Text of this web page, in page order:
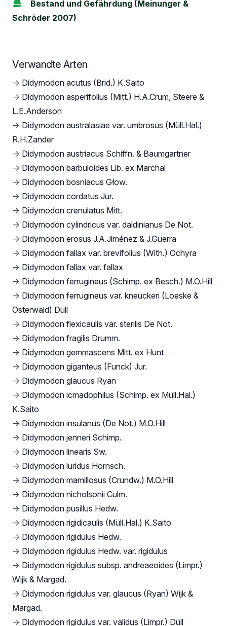
Bestand und Gefährdung (Meinunger &
Schröder 2007)
Verwandte Arten
→ Didymodon acutus (Brid.) K.Saito
→ Didymodon asperifolius (Mitt.) H.A.Crum, Steere &
L.E.Anderson
→ Didymodon australasiae var. umbrosus (Müll.Hal.)
R.H.Zander
→ Didymodon austriacus Schiffn. & Baumgartner
→ Didymodon barbuloides Lib. ex Marchal
→ Didymodon bosniacus Głow.
→ Didymodon cordatus Jur.
→ Didymodon crenulatus Mitt.
→ Didymodon cylindricus var. daldinianus De Not.
→ Didymodon erosus J.A.Jiménez & J.Guerra
→ Didymodon fallax var. brevifolius (With.) Ochyra
→ Didymodon fallax var. fallax
→ Didymodon ferrugineus (Schimp. ex Besch.) M.O.Hill
→ Didymodon ferrugineus var. kneuckeri (Loeske &
Osterwald) Düll
→ Didymodon flexicaulis var. sterilis De Not.
→ Didymodon fragilis Drumm.
→ Didymodon gemmascens Mitt. ex Hunt
→ Didymodon giganteus (Funck) Jur.
→ Didymodon glaucus Ryan
→ Didymodon icmadophilus (Schimp. ex Müll.Hal.)
K.Saito
→ Didymodon insulanus (De Not.) M.O.Hill
→ Didymodon jenneri Schimp.
→ Didymodon linearis Sw.
→ Didymodon luridus Hornsch.
→ Didymodon mamillosus (Crundw.) M.O.Hill
→ Didymodon nicholsonii Culm.
→ Didymodon pusillus Hedw.
→ Didymodon rigidicaulis (Müll.Hal.) K.Saito
→ Didymodon rigidulus Hedw.
→ Didymodon rigidulus Hedw. var. rigidulus
→ Didymodon rigidulus subsp. andreaeoides (Limpr.)
Wijk & Margad.
→ Didymodon rigidulus var. glaucus (Ryan) Wijk &
Margad.
→ Didymodon rigidulus var. validus (Limpr.) Düll